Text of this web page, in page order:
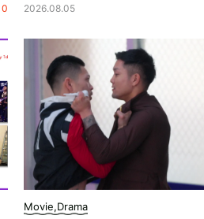
0 2026.08.05
Movie,Drama